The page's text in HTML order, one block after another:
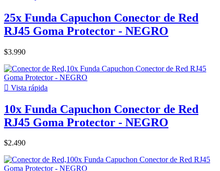
25x Funda Capuchon Conector de Red
RJ45 Goma Protector - NEGRO
$3.990
 Vista rápida
10x Funda Capuchon Conector de Red
RJ45 Goma Protector - NEGRO
$2.490